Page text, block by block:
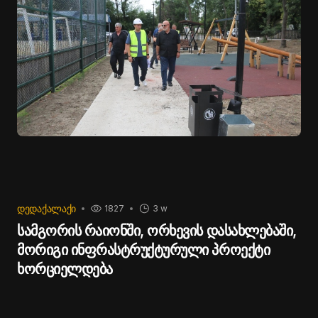
განვითარების სააგენტო განაგრძობს
საზოგადოებრივი ტრანსპორტის მარშრუტების
ოპტიმიზაციას“, - აღნიშნა კახა კალაძემ.
ᲓᲔᲓᲐᲥᲐᲚᲐᲥᲘ 3 w
1827
სამგორის რაიონში, ორხევის დასახლებაში,
მორიგი ინფრასტრუქტურული პროექტი
ხორციელდება